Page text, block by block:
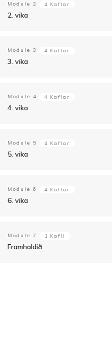
Module 2 4 Kaflar
2. vika
Module 3 4 Kaflar
3. vika
Module 4 4 Kaflar
4. vika
Module 5 4 Kaflar
5. vika
Module 6 4 Kaflar
6. vika
Module 7 1 Kafli
Framhaldið